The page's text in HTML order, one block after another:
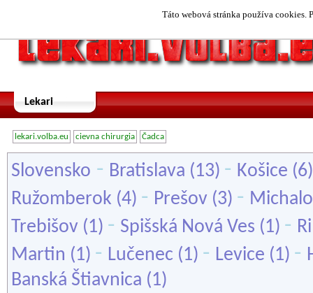
Táto webová stránka používa cookies.
Lekari
lekari.volba.eu cievna chirurgia Čadca
Slovensko - Bratislava (13) - Košice
Ružomberok (4) - Prešov (3) -
Trebišov (1) - Spišská Nová Ves (1) -
Martin (1) - Lučenec (1) - Levice (1) -
Banská Štiavnica (1)